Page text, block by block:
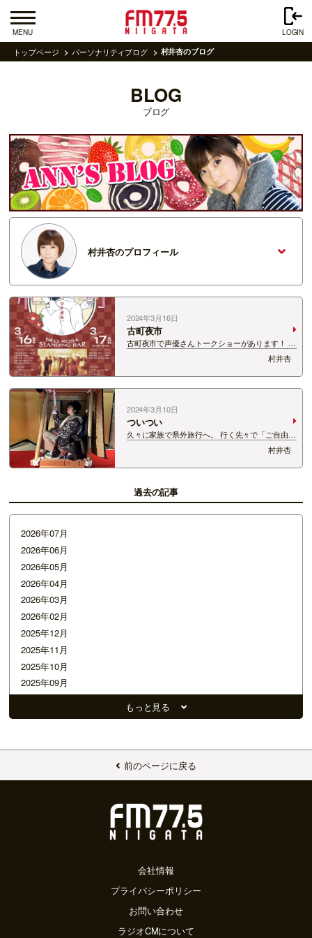
MENU LOGIN
トップページ パーソナリティブログ 村井杏のブログ
BLOG
ブログ
村井杏のプロフィール
2024年3月16日
古町夜市
古町夜市で声優さんトークショーがあります！ 注
目ぅ！！ 森嶋秀太さんと真野拓実さん！ さらに
村井杏
2024年3月10日
ついつい
久々に家族で県外旅行へ。 行く先々で「ご自由に
撮影してください」とあるものはすぐに撮影しが
村井杏
過去の記事
2026年07月
2026年06月
2026年05月
2026年04月
2026年03月
2026年02月
2025年12月
2025年11月
2025年10月
2025年09月
2025年07月
2025年05月
2025年01月
2024年10月
もっと見る
前のページに戻る
会社情報
プライバシーポリシー
お問い合わせ
ラジオCMについて